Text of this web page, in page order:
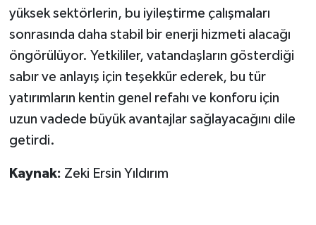
yüksek sektörlerin, bu iyileştirme çalışmaları
sonrasında daha stabil bir enerji hizmeti alacağı
öngörülüyor. Yetkililer, vatandaşların gösterdiği
sabır ve anlayış için teşekkür ederek, bu tür
yatırımların kentin genel refahı ve konforu için
uzun vadede büyük avantajlar sağlayacağını dile
getirdi.
Kaynak: Zeki Ersin Yıldırım